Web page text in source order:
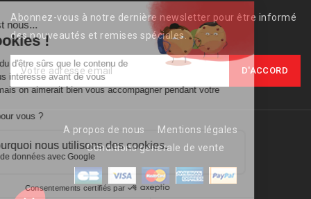
Abonnez-vous à notre dernière newsletter pour être informé
des nouveautés et remises spéciales.
A propos de nous
Mentions légales
Conditions générale de vente